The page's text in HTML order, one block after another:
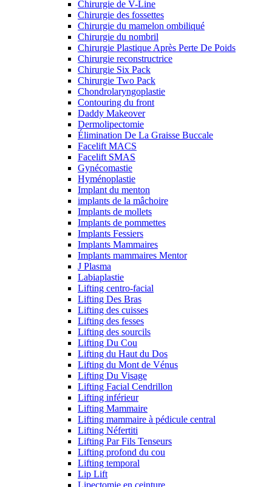
Chirurgie de V-Line
Chirurgie des fossettes
Chirurgie du mamelon ombiliqué
Chirurgie du nombril
Chirurgie Plastique Après Perte De Poids
Chirurgie reconstructrice
Chirurgie Six Pack
Chirurgie Two Pack
Chondrolaryngoplastie
Contouring du front
Daddy Makeover
Dermolipectomie
Élimination De La Graisse Buccale
Facelift MACS
Facelift SMAS
Gynécomastie
Hyménoplastie
Implant du menton
implants de la mâchoire
Implants de mollets
Implants de pommettes
Implants Fessiers
Implants Mammaires
Implants mammaires Mentor
J Plasma
Labiaplastie
Lifting centro-facial
Lifting Des Bras
Lifting des cuisses
Lifting des fesses
Lifting des sourcils
Lifting Du Cou
Lifting du Haut du Dos
Lifting du Mont de Vénus
Lifting Du Visage
Lifting Facial Cendrillon
Lifting inférieur
Lifting Mammaire
Lifting mammaire à pédicule central
Lifting Néfertiti
Lifting Par Fils Tenseurs
Lifting profond du cou
Lifting temporal
Lip Lift
Lipectomie en ceinture